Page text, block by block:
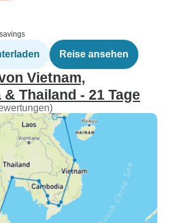
Reise ansehen
Vietnam,
Thailand - 21 Tage